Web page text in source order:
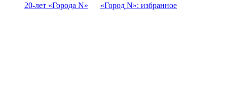
20-лет «Города N» «Город N»: избранное